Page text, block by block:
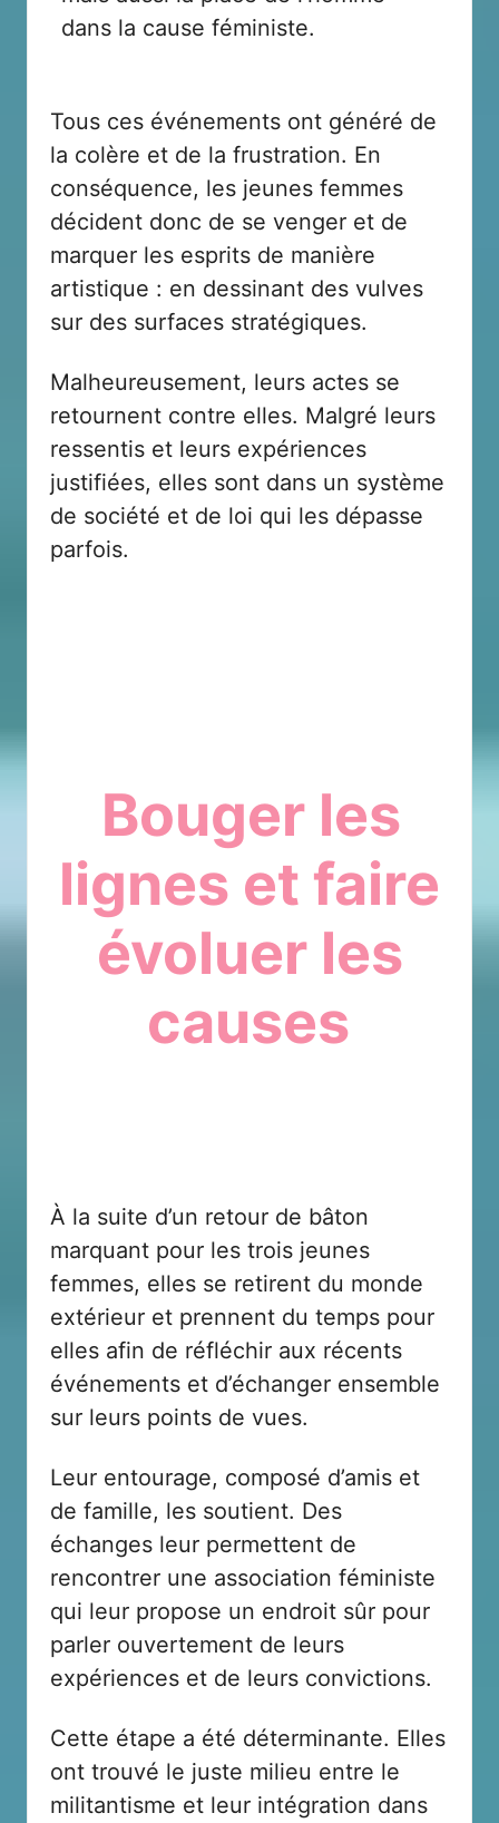
dans la cause féministe.
Tous ces événements ont généré de
la colère et de la frustration. En
conséquence, les jeunes femmes
décident donc de se venger et de
marquer les esprits de manière
artistique : en dessinant des vulves
sur des surfaces stratégiques.
Malheureusement, leurs actes se
retournent contre elles. Malgré leurs
ressentis et leurs expériences
justifiées, elles sont dans un système
de société et de loi qui les dépasse
parfois.
Bouger les
lignes et faire
évoluer les
causes
À la suite d’un retour de bâton
marquant pour les trois jeunes
femmes, elles se retirent du monde
extérieur et prennent du temps pour
elles afin de réfléchir aux récents
événements et d’échanger ensemble
sur leurs points de vues.
Leur entourage, composé d’amis et
de famille, les soutient. Des
échanges leur permettent de
rencontrer une association féministe
qui leur propose un endroit sûr pour
parler ouvertement de leurs
expériences et de leurs convictions.
Cette étape a été déterminante. Elles
ont trouvé le juste milieu entre le
militantisme et leur intégration dans